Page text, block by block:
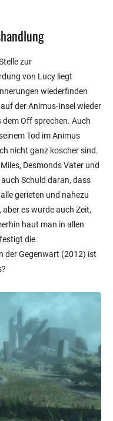
zur
von Lucy liegt
wiederfinden
der Animus-Insel wieder
Off sprechen. Auch
Tod im Animus
nicht ganz koscher sind.
Desmonds Vater und
Schuld daran, dass
gerieten und nahezu
es wurde auch Zeit,
haut man in allen
die
der Gegenwart (2012) ist